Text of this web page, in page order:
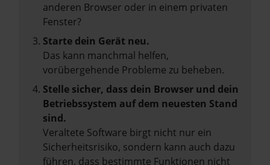
anderen Browser oder in einem privaten
Fenster?
Starte dein Gerät neu.
Das kann manchmal helfen,
vorübergehende Probleme zu beheben.
Stelle sicher, dass dein Browser und dein
Betriebssystem auf dem neuesten Stand
sind.
Veraltete Software birgt nicht nur ein
Sicherheitsrisiko, sondern kann auch dazu
führen, dass bestimmte Funktionen nicht